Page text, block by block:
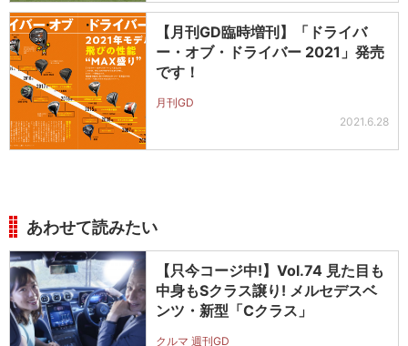
【月刊GD臨時増刊】「ドライバ
ー・オブ・ドライバー 2021」発売
です！
月刊GD
2021.6.28
あわせて読みたい
【只今コージ中!】Vol.74 見た目も
中身もSクラス譲り! メルセデスベ
ンツ・新型「Cクラス」
クルマ 週刊GD